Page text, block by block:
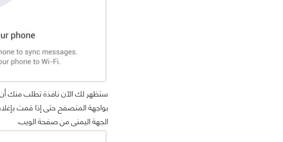
بواجهة المتصفح حتى إذا قمت
الجهة اليمنى من صفحة الويب.